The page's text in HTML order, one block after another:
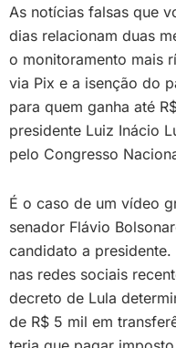
As notícias falsas que
dias relacionam duas
o monitoramento mais
via Pix e a isenção do
para quem ganha até
presidente Luiz Inácio
pelo Congresso
É o caso de um vídeo
senador Flávio
candidato a
nas redes sociais
decreto de Lula
de R$ 5 mil em